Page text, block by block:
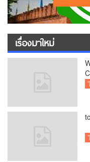
เรื่องมาใหม่